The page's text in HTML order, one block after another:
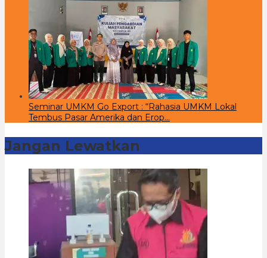
Seminar UMKM Go Export : “Rahasia UMKM Lokal
Tembus Pasar Amerika dan Erop…
Jangan Lewatkan